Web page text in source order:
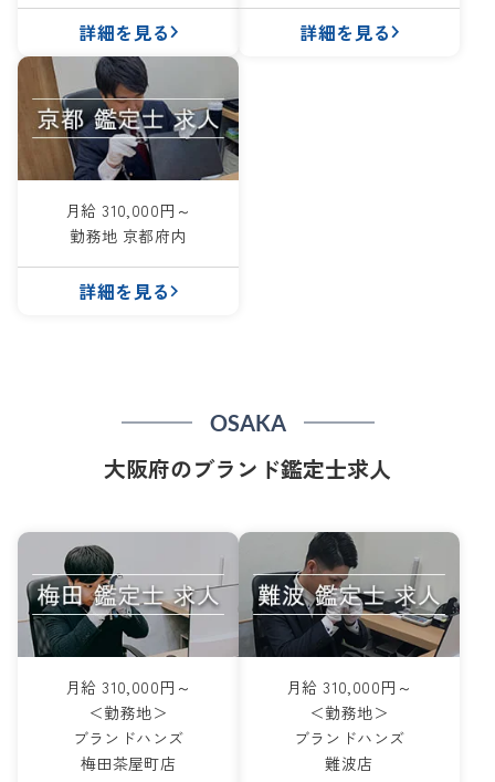
詳細を見る 詳細を見る
月給 310,000円～
勤務地 京都府内
詳細を見る
OSAKA
大阪府のブランド鑑定士求人
月給 310,000円～
＜勤務地＞
ブランドハンズ
梅田茶屋町店
月給 310,000円～
＜勤務地＞
ブランドハンズ
難波店